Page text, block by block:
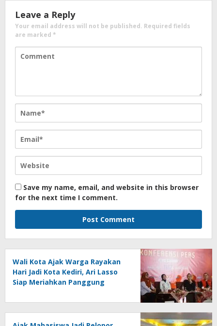
Leave a Reply
Your email address will not be published. Required fields
are marked *
Save my name, email, and website in this browser
for the next time I comment.
Wali Kota Ajak Warga Rayakan
Hari Jadi Kota Kediri, Ari Lasso
Siap Meriahkan Panggung